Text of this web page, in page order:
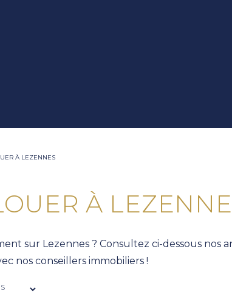
À LEZENNES
À
sur Lezennes ? Consultez ci-dessous nos
nos conseillers immobiliers !